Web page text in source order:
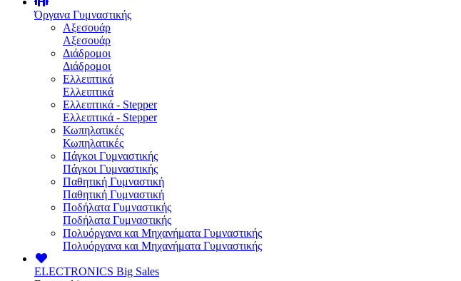
Όργανα Γυμναστικής
Αξεσουάρ
Αξεσουάρ
Διάδρομοι
Διάδρομοι
Ελλειπτικά
Ελλειπτικά
Ελλειπτικά - Stepper
Ελλειπτικά - Stepper
Κωπηλατικές
Κωπηλατικές
Πάγκοι Γυμναστικής
Πάγκοι Γυμναστικής
Παθητική Γυμναστική
Παθητική Γυμναστική
Ποδήλατα Γυμναστικής
Ποδήλατα Γυμναστικής
Πολυόργανα και Μηχανήματα Γυμναστικής
Πολυόργανα και Μηχανήματα Γυμναστικής
ELECTRONICS Big Sales